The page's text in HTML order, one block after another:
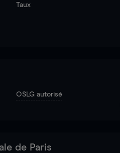
Taux
OSLG autorisé
de Paris